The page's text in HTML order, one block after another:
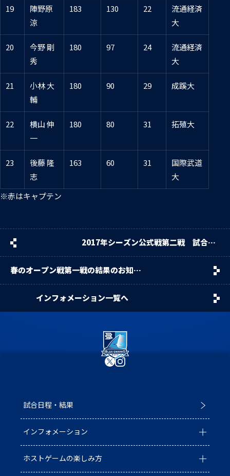
19
陣野原
涼
183 130 22
流通経済
大
20
今野 剛
秀
180 97 24
流通経済
大
21
小林 大
輔
180 90 29 成蹊大
22
横山 伸
一
180 80 31 拓殖大
23
後藤 隆
志
163 60 31
国際武道
大
※赤はキャプテン
2017年シーズン公式戦第二戦 試合結
果のお知らせ
春のオープン戦第一戦の結果のお知ら
せ。
インフォメーション一覧へ
試合日程・結果
インフォメーション
全ての記事
ホストゲームの楽しみ方